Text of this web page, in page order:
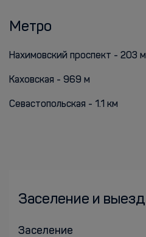
Метро
Нахимовский проспект - 203 м
Каховская - 969 м
Севастопольская - 1.1 км
Заселение и выезд
Заселение